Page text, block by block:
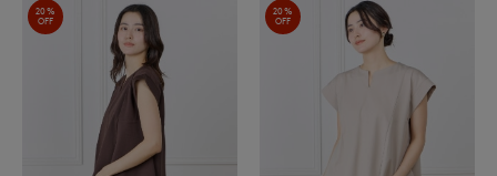
20%
OFF
20%
OFF